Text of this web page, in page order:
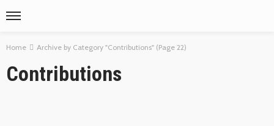
Home Archive by Category "Contributions" (Page 22)
Contributions